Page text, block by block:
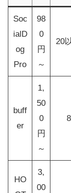
Soc
ialD
og
Pro
98
0
円
～
20
buff
er
1,
50
0
円
～
8
HO
3,
00